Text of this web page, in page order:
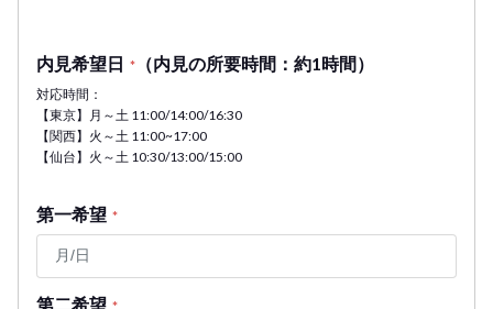
内見希望日 * （内見の所要時間：約1時間）
対応時間：
【東京】月～土 11:00/14:00/16:30
【関西】火～土 11:00~17:00
【仙台】火～土 10:30/13:00/15:00
第一希望 *
第二希望 *